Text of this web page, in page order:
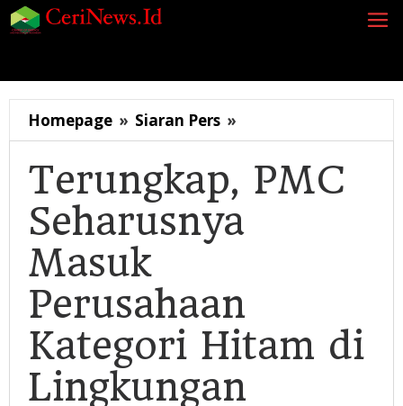
Lewati
ke
Homepage » Siaran Pers »
PMC
Seharusnya
Masuk
Perusahaan
Kategori
Lingkungan
Pertamina
Akibat
di
Terungkap, PMC
Seharusnya
Masuk
Perusahaan
Kategori Hitam di
Lingkungan